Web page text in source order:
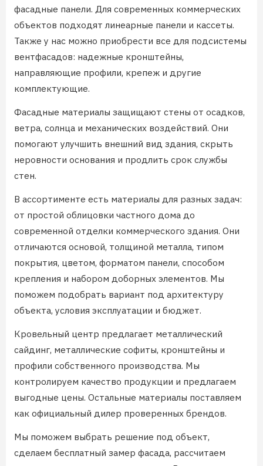
фасадные панели. Для современных коммерческих
объектов подходят линеарные панели и кассеты.
Также у нас можно приобрести все для подсистемы
вентфасадов: надежные кронштейны,
направляющие профили, крепеж и другие
комплектующие.
Фасадные материалы защищают стены от осадков,
ветра, солнца и механических воздействий. Они
помогают улучшить внешний вид здания, скрыть
неровности основания и продлить срок службы
стен.
В ассортименте есть материалы для разных задач:
от простой облицовки частного дома до
современной отделки коммерческого здания. Они
отличаются основой, толщиной металла, типом
покрытия, цветом, форматом панели, способом
крепления и набором доборных элементов. Мы
поможем подобрать вариант под архитектуру
объекта, условия эксплуатации и бюджет.
Кровельный центр предлагает металлический
сайдинг, металлические софиты, кронштейны и
профили собственного производства. Мы
контролируем качество продукции и предлагаем
выгодные цены. Остальные материалы поставляем
как официальный дилер проверенных брендов.
Мы поможем выбрать решение под объект,
сделаем бесплатный замер фасада, рассчитаем